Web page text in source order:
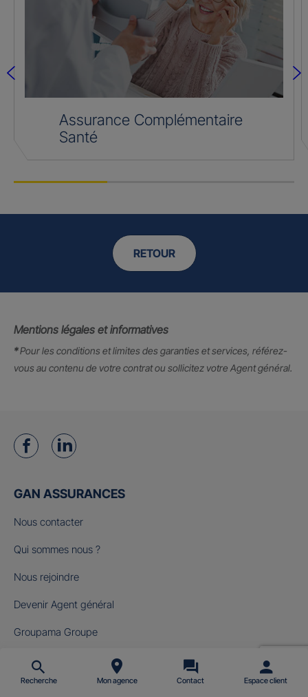
Assurance Complémentaire
Santé
RETOUR
Mentions légales et informatives
*Pour les conditions et limites des garanties et services, référez-
vous au contenu de votre contrat ou sollicitez votre Agent général.
Recherche Mon agence Contact Espace client
GAN ASSURANCES
Nous contacter
Qui sommes nous ?
Nous rejoindre
Devenir Agent général
Groupama Groupe
Fondation Gan pour le Cinéma
NOS OFFRES